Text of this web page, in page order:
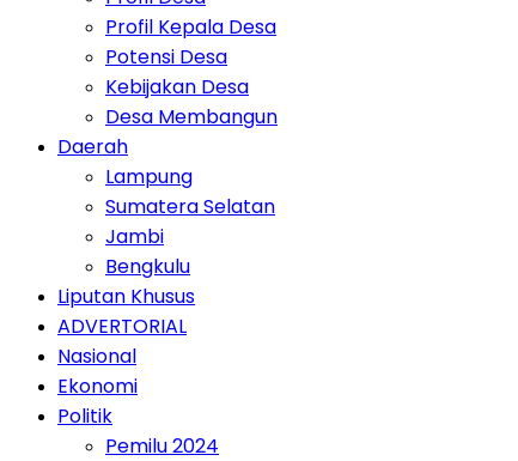
Profil Kepala Desa
Potensi Desa
Kebijakan Desa
Desa Membangun
Daerah
Lampung
Sumatera Selatan
Jambi
Bengkulu
Liputan Khusus
ADVERTORIAL
Nasional
Ekonomi
Politik
Pemilu 2024